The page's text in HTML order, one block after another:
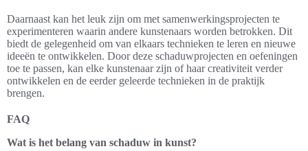
Daarnaast kan het leuk zijn om met samenwerkingsprojecten te
experimenteren waarin andere kunstenaars worden betrokken. Dit
biedt de gelegenheid om van elkaars technieken te leren en nieuwe
ideeën te ontwikkelen. Door deze schaduwprojecten en oefeningen
toe te passen, kan elke kunstenaar zijn of haar creativiteit verder
ontwikkelen en de eerder geleerde technieken in de praktijk
brengen.
FAQ
Wat is het belang van schaduw in kunst?